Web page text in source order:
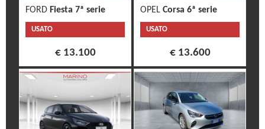
FORD Fiesta 7ª serie
USATO
€ 13.100
OPEL Corsa 6ª serie
USATO
€ 13.600